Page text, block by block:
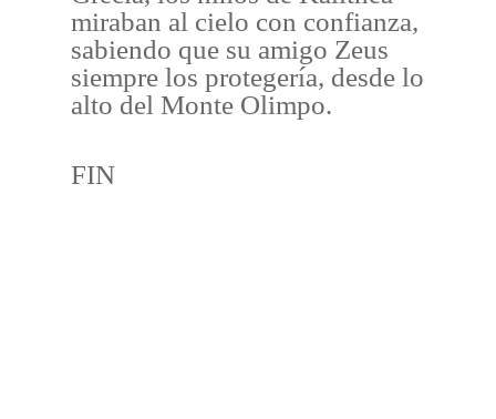
miraban al cielo con confianza,
sabiendo que su amigo Zeus
siempre los protegería, desde lo
alto del Monte Olimpo.
FIN